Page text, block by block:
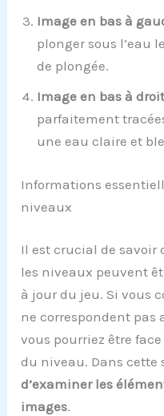
Image en bas à
plonger sous l’eau
de plongée.
Image en bas à
parfaitement
une eau claire et
Informations
niveaux
Il est crucial de savoir
les niveaux peuvent
à jour du jeu. Si vous
ne correspondent pas
vous pourriez être
du niveau. Dans
d’examiner les
images.